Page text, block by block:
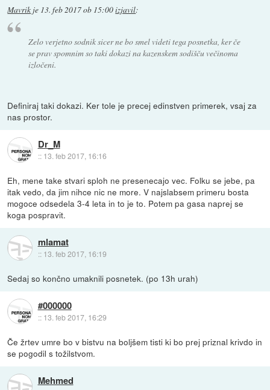
Mavrik je 13. feb 2017 ob 15:00izjavil:
Zelo verjetno sodnik sicer ne bo smel videti tega posnetka, ker če
se prav spomnim so taki dokazi na kazenskem sodišču večinoma
izločeni.
Definiraj taki dokazi. Ker tole je precej edinstven primerek, vsaj za
nas prostor.
Dr_M
:: 13. feb 2017, 16:16
Eh, mene take stvari sploh ne presenecajo vec. Folku se jebe, pa
itak vedo, da jim nihce nic ne more. V najslabsem primeru bosta
mogoce odsedela 3-4 leta in to je to. Potem pa gasa naprej se
koga pospravit.
mlamat
:: 13. feb 2017, 16:19
Sedaj so končno umaknili posnetek. (po 13h urah)
#000000
:: 13. feb 2017, 16:29
Če žrtev umre bo v bistvu na boljšem tisti ki bo prej priznal krivdo in
se pogodil s tožilstvom.
Mehmed